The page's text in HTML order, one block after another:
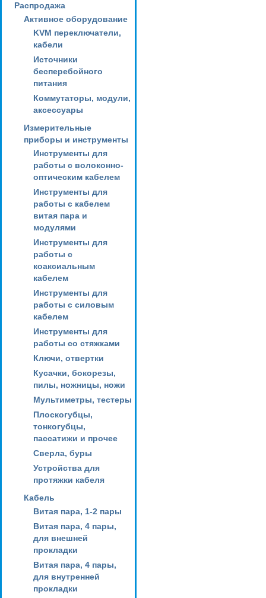
Распродажа
Активное оборудование
KVM переключатели,
кабели
Источники
бесперебойного
питания
Коммутаторы, модули,
аксессуары
Измерительные
приборы и инструменты
Инструменты для
работы с волоконно-
оптическим кабелем
Инструменты для
работы с кабелем
витая пара и
модулями
Инструменты для
работы с
коаксиальным
кабелем
Инструменты для
работы с силовым
кабелем
Инструменты для
работы со стяжками
Ключи, отвертки
Кусачки, бокорезы,
пилы, ножницы, ножи
Мультиметры, тестеры
Плоскогубцы,
тонкогубцы,
пассатижи и прочее
Сверла, буры
Устройства для
протяжки кабеля
Кабель
Витая пара, 1-2 пары
Витая пара, 4 пары,
для внешней
прокладки
Витая пара, 4 пары,
для внутренней
прокладки